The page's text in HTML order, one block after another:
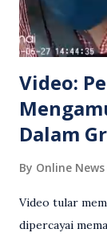
Video:
Dalam
By Online News
Video tular
dipercayai